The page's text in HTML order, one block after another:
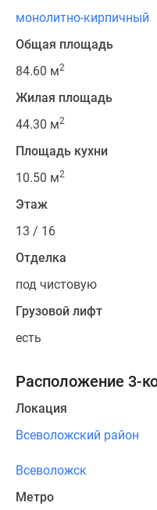
монолитно-кирпичный
Общая площадь
84.60 м2
Жилая площадь
44.30 м2
Площадь кухни
10.50 м2
Этаж
13 / 16
Отделка
под чистовую
Грузовой лифт
есть
Расположение 3-
Локация
Всеволожский район
Всеволожск
Метро